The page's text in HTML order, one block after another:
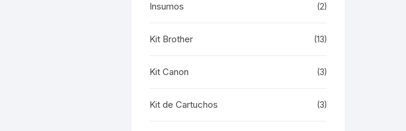
Insumos (2)
Kit Brother (13)
Kit Canon (3)
Kit de Cartuchos (3)